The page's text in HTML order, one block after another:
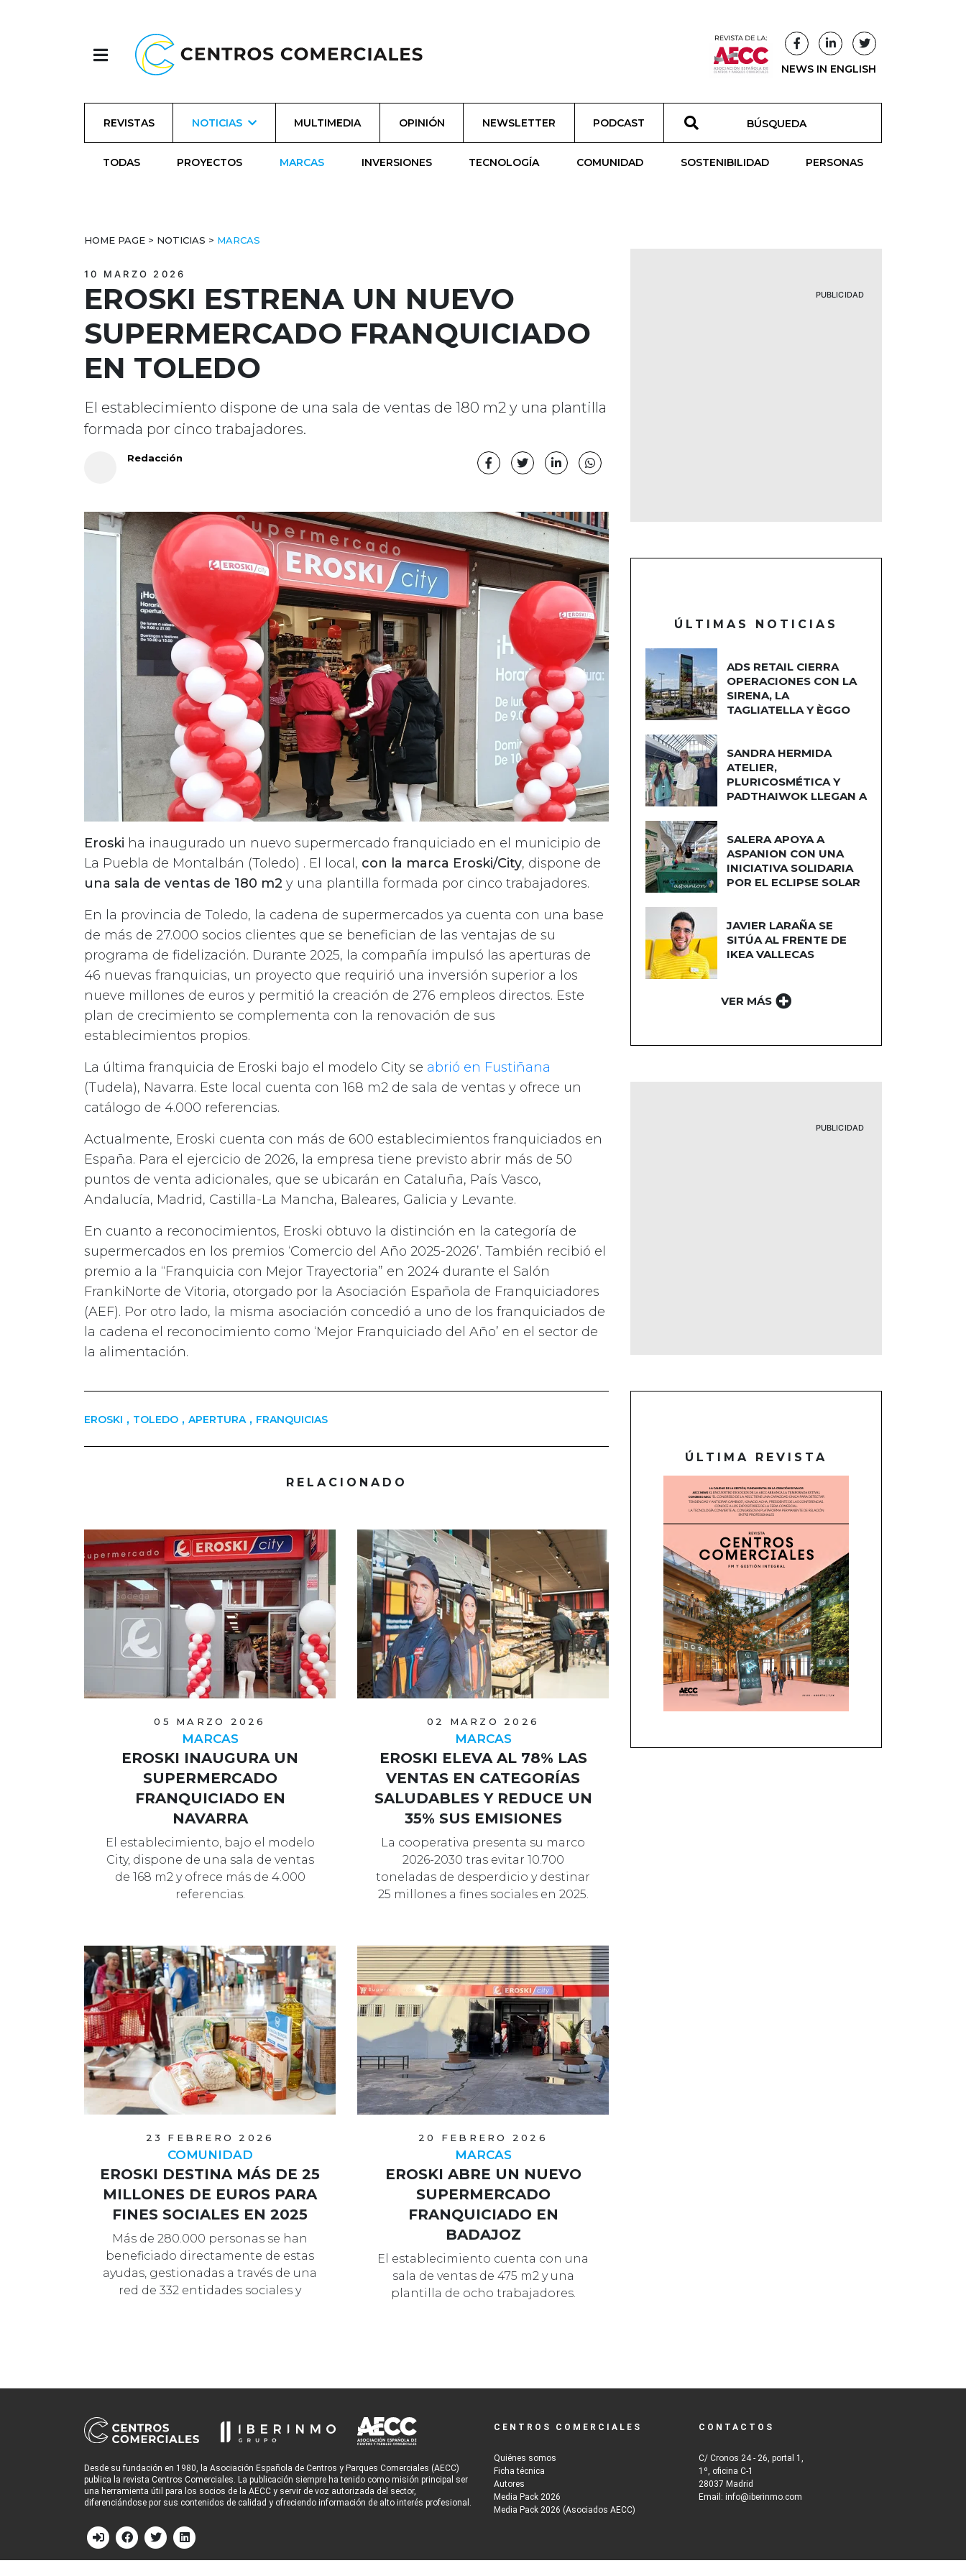
NEWS IN ENGLISH
REVISTAS NOTICIAS MULTIMEDIA OPINIÓN NEWSLETTER PODCAST
TODAS PROYECTOS MARCAS INVERSIONES TECNOLOGÍA COMUNIDAD SOSTENIBILIDAD PERSONAS
HOME PAGE > NOTICIAS > MARCAS
10 MARZO 2026
EROSKI ESTRENA UN NUEVO
SUPERMERCADO FRANQUICIADO
EN TOLEDO
El establecimiento dispone de una sala de ventas de 180 m2 y una plantilla
formada por cinco trabajadores.
Redacción
Eroski ha inaugurado un nuevo supermercado franquiciado en el municipio de
La Puebla de Montalbán (Toledo) . El local, con la marca Eroski/City, dispone de
una sala de ventas de 180 m2 y una plantilla formada por cinco trabajadores.
En la provincia de Toledo, la cadena de supermercados ya cuenta con una base
de más de 27.000 socios clientes que se benefician de las ventajas de su
programa de fidelización. Durante 2025, la compañía impulsó las aperturas de
46 nuevas franquicias, un proyecto que requirió una inversión superior a los
nueve millones de euros y permitió la creación de 276 empleos directos. Este
plan de crecimiento se complementa con la renovación de sus
establecimientos propios.
La última franquicia de Eroski bajo el modelo City se abrió en Fustiñana
(Tudela), Navarra. Este local cuenta con 168 m2 de sala de ventas y ofrece un
catálogo de 4.000 referencias.
Actualmente, Eroski cuenta con más de 600 establecimientos franquiciados en
España. Para el ejercicio de 2026, la empresa tiene previsto abrir más de 50
puntos de venta adicionales, que se ubicarán en Cataluña, País Vasco,
Andalucía, Madrid, Castilla-La Mancha, Baleares, Galicia y Levante.
En cuanto a reconocimientos, Eroski obtuvo la distinción en la categoría de
supermercados en los premios ‘Comercio del Año 2025-2026’. También recibió el
premio a la “Franquicia con Mejor Trayectoria” en 2024 durante el Salón
FrankiNorte de Vitoria, otorgado por la Asociación Española de Franquiciadores
(AEF). Por otro lado, la misma asociación concedió a uno de los franquiciados de
la cadena el reconocimiento como ‘Mejor Franquiciado del Año’ en el sector de
la alimentación.
EROSKI , TOLEDO , APERTURA , FRANQUICIAS
RELACIONADO
05 MARZO 2026
MARCAS
EROSKI INAUGURA UN
SUPERMERCADO
FRANQUICIADO EN
NAVARRA
El establecimiento, bajo el modelo
City, dispone de una sala de ventas
de 168 m2 y ofrece más de 4.000
referencias.
02 MARZO 2026
MARCAS
EROSKI ELEVA AL 78% LAS
VENTAS EN CATEGORÍAS
SALUDABLES Y REDUCE UN
35% SUS EMISIONES
La cooperativa presenta su marco
2026-2030 tras evitar 10.700
toneladas de desperdicio y destinar
25 millones a fines sociales en 2025.
23 FEBRERO 2026
COMUNIDAD
EROSKI DESTINA MÁS DE 25
MILLONES DE EUROS PARA
FINES SOCIALES EN 2025
Más de 280.000 personas se han
beneficiado directamente de estas
ayudas, gestionadas a través de una
red de 332 entidades sociales y
20 FEBRERO 2026
MARCAS
EROSKI ABRE UN NUEVO
SUPERMERCADO
FRANQUICIADO EN
BADAJOZ
El establecimiento cuenta con una
sala de ventas de 475 m2 y una
plantilla de ocho trabajadores.
PUBLICIDAD
ÚLTIMAS NOTICIAS
ADS RETAIL CIERRA
OPERACIONES CON LA
SIRENA, LA
TAGLIATELLA Y ÈGGO
SANDRA HERMIDA
ATELIER,
PLURICOSMÉTICA Y
PADTHAIWOK LLEGAN A
SALERA APOYA A
ASPANION CON UNA
INICIATIVA SOLIDARIA
POR EL ECLIPSE SOLAR
JAVIER LARAÑA SE
SITÚA AL FRENTE DE
IKEA VALLECAS
VER MÁS
PUBLICIDAD
ÚLTIMA REVISTA
Desde su fundación en 1980, la Asociación Española de Centros y Parques Comerciales (AECC)
publica la revista Centros Comerciales. La publicación siempre ha tenido como misión principal ser
una herramienta útil para los socios de la AECC y servir de voz autorizada del sector,
diferenciándose por sus contenidos de calidad y ofreciendo información de alto interés profesional.
CENTROS COMERCIALES
Quiénes somos
Ficha técnica
Autores
Media Pack 2026
Media Pack 2026 (Asociados AECC)
CONTACTOS
C/ Cronos 24 - 26, portal 1,
1º, oficina C-1
28037 Madrid
Email: info@iberinmo.com